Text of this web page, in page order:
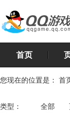
首页
您现在的位置是： 首
类型： 全部